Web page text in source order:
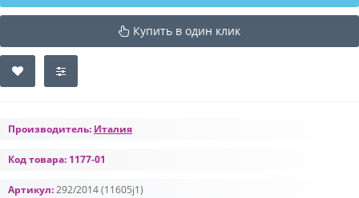
Купить в один клик
Производитель: Италия
Код товара: 1177-01
Артикул:292/2014 (11605j1)